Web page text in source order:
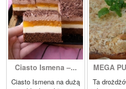
Ciasto Ismena –...
Ciasto Ismena na dużą
MEGA
Ta